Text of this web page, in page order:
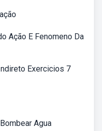
Ação E Fenomeno Da
Exercicios 7
Agua